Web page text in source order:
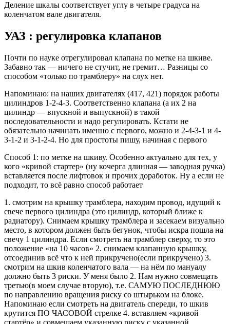
Деление шкалы соответствует углу в четыре градуса на
коленчатом вале двигателя.
УАЗ : регулировка клапанов
Почти по науке отрегулировал клапана по метке на шкиве.
Забавно так — ничего не стучит, не гремит… Разницы со
способом «только по трамблеру» на слух нет.
Напоминаю: на наших двигателях (417, 421) порядок работы
цилиндров 1-2-4-3. Соответственно клапана (а их 2 на
цилиндр — впускной и выпускной) в такой
последовательности и надо регулировать. Кстати не
обязательно начинать именно с первого, можно и 2-4-3-1 и 4-
3-1-2 и 3-1-2-4. Но для простоты пишу, начиная с первого
Способ 1: по метке на шкиву. Особенно актуально для тех, у
кого «кривой стартер» (ну кочерга длинная — заводная ручка)
вставляется после лифтовок и прочих доработок. Ну а если не
подходит, то всё равно способ работает
1. смотрим на крышку трамблера, находим провод, идущий к
свече первого цилиндра (это цилиндр, который ближе к
радиатору). Снимаем крышку трамблера и засекаем визуально
место, в котором должен быть бегунок, чтобы искра пошла на
свечу 1 цилиндра. Если смотреть на трамблер сверху, то это
положение «на 10 часов» 2. снимаем клапанную крышку,
отсоединив всё что к ней прикручено(если прикручено) 3.
смотрим на шкив коленчатого вала — на нём по мануалу
должно быть 3 риски. У меня было 2. Нам нужно совмещать
третью(в моем случае вторую), т.е. САМУЮ ПОСЛЕДНЮЮ
по направлению вращения риску со штырьком на блоке.
Напоминаю если смотреть на двигатель спереди, то шкив
крутится ПО ЧАСОВОЙ стрелке 4. вставляем «кривой